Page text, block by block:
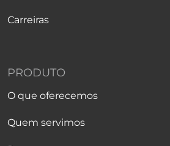
Carreiras
PRODUTO
O que oferecemos
Quem servimos